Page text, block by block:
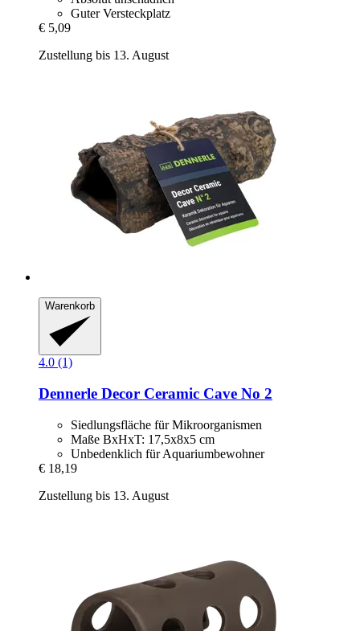
Guter Versteckplatz
€ 5,09
Zustellung bis 13. August
Warenkorb
4.0 (1)
Dennerle Decor Ceramic Cave No 2
Siedlungsfläche für Mikroorganismen
Maße BxHxT: 17,5x8x5 cm
Unbedenklich für Aquariumbewohner
€ 18,19
Zustellung bis 13. August